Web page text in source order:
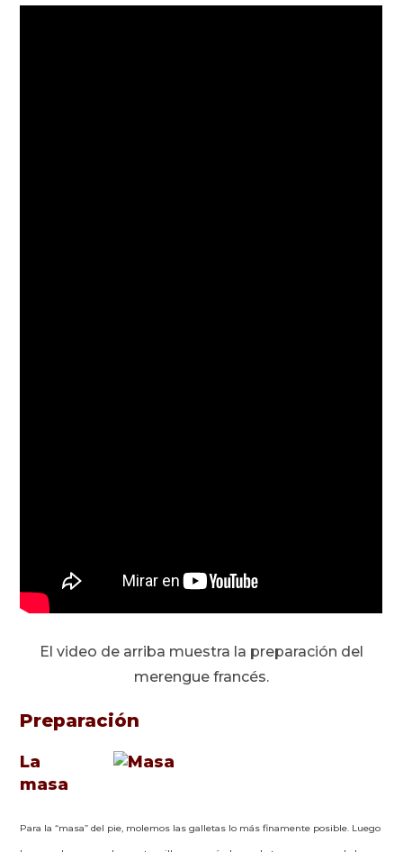
El video de arriba muestra la preparación del
merengue francés.
Preparación
La
masa
Para la “masa” del pie, molemos las galletas lo más finamente posible. Luego